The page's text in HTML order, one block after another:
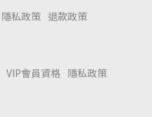
隱私政策 退款政策
VIP會員資格 隱私政策